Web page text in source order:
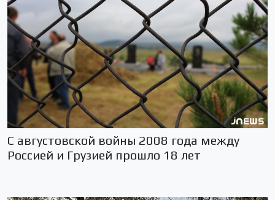
С августовской войны 2008 года между
Россией и Грузией прошло 18 лет